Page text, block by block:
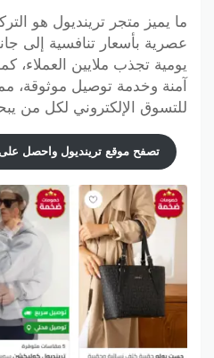
ما يميز متجر ترينديول هو
عصرية بأسعار تنافسية
يومية تجذب ملايين العملاء،
آمنة وخدمة توصيل موثوقة،
للتسوق الإلكتروني لكل من
تصفح موقع ترينديول واحصل